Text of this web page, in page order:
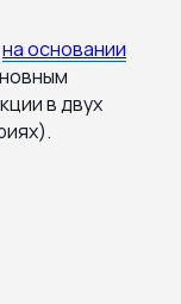
на основании
в двух